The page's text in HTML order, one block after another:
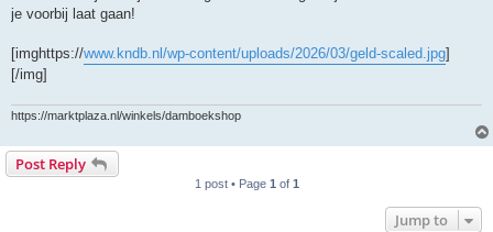
je voorbij laat gaan!
[imghttps://www.kndb.nl/wp-content/uploads/2026/03/geld-scaled.jpg]
[/img]
https://marktplaza.nl/winkels/damboekshop
Post Reply
1 post • Page 1 of 1
Jump to